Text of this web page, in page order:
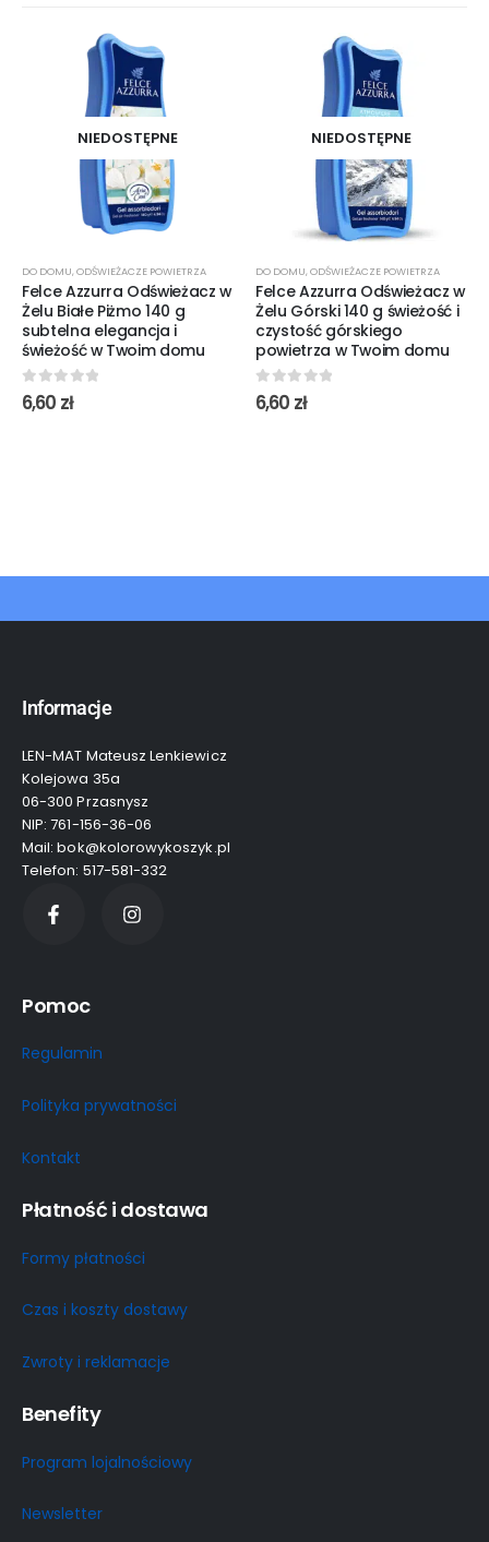
NIEDOSTĘPNE
DO DOMU,ODŚWIEŻACZE POWIETRZA
Felce Azzurra Odświeżacz w
Żelu Białe Piżmo 140 g
subtelna elegancja i
świeżość w Twoim domu
0out of 5
6,60 zł
NIEDOSTĘPNE
DO DOMU,ODŚWIEŻACZE POWIETRZA
Felce Azzurra Odświeżacz w
Żelu Górski 140 g świeżość i
czystość górskiego
powietrza w Twoim domu
0out of 5
6,60 zł
Informacje
LEN-MAT Mateusz Lenkiewicz
Kolejowa 35a
06-300 Przasnysz
NIP: 761-156-36-06
Mail: bok@kolorowykoszyk.pl
Telefon: 517-581-332
Pomoc
Regulamin
Polityka prywatności
Kontakt
Płatność i dostawa
Formy płatności
Czas i koszty dostawy
Zwroty i reklamacje
Benefity
Program lojalnościowy
Newsletter